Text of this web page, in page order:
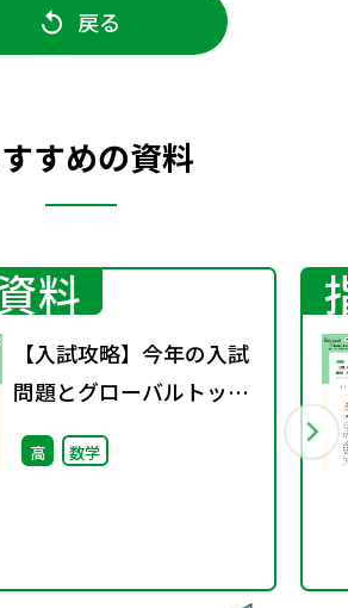
戻る
すめの資料
料
【入試攻略】今年の入試
問題とグローバルトップ
（第1回）
高 数学